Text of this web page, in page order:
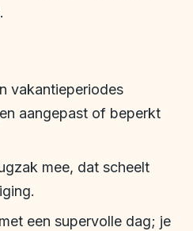
vakantieperiodes
aangepast of beperkt
mee, dat scheelt
een supervolle dag; je